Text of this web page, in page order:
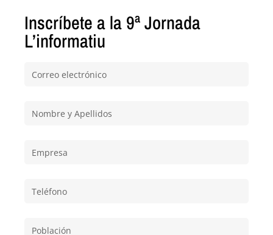
Inscríbete a la 9ª Jornada
L’informatiu